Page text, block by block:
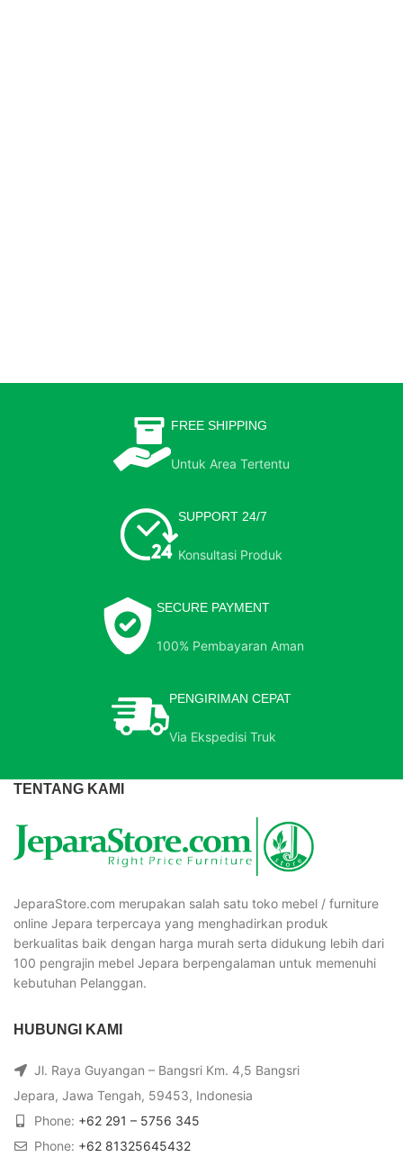
FREE SHIPPING
Untuk Area Tertentu
SUPPORT 24/7
Konsultasi Produk
SECURE PAYMENT
100% Pembayaran Aman
PENGIRIMAN CEPAT
Via Ekspedisi Truk
TENTANG KAMI
JeparaStore.com merupakan salah satu toko mebel / furniture
online Jepara terpercaya yang menghadirkan produk
berkualitas baik dengan harga murah serta didukung lebih dari
100 pengrajin mebel Jepara berpengalaman untuk memenuhi
kebutuhan Pelanggan.
HUBUNGI KAMI
Jl. Raya Guyangan – Bangsri Km. 4,5 Bangsri
Jepara, Jawa Tengah, 59453, Indonesia
Phone: +62 291 – 5756 345
Phone: +62 81325645432